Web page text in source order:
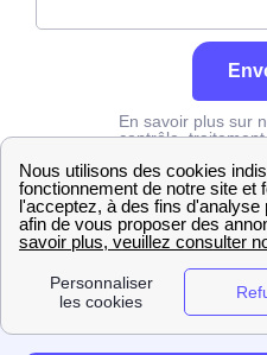
En savoir plus sur
contrôle,
Edf Eure Pinterville